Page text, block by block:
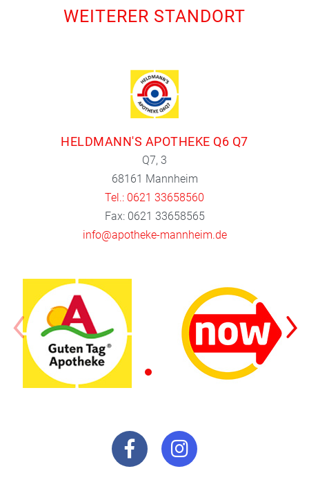
WEITERER STANDORT
HELDMANN'S APOTHEKE Q6 Q7
Q7, 3
68161 Mannheim
Tel.: 0621 33658560
Fax: 0621 33658565
info@apotheke-mannheim.de